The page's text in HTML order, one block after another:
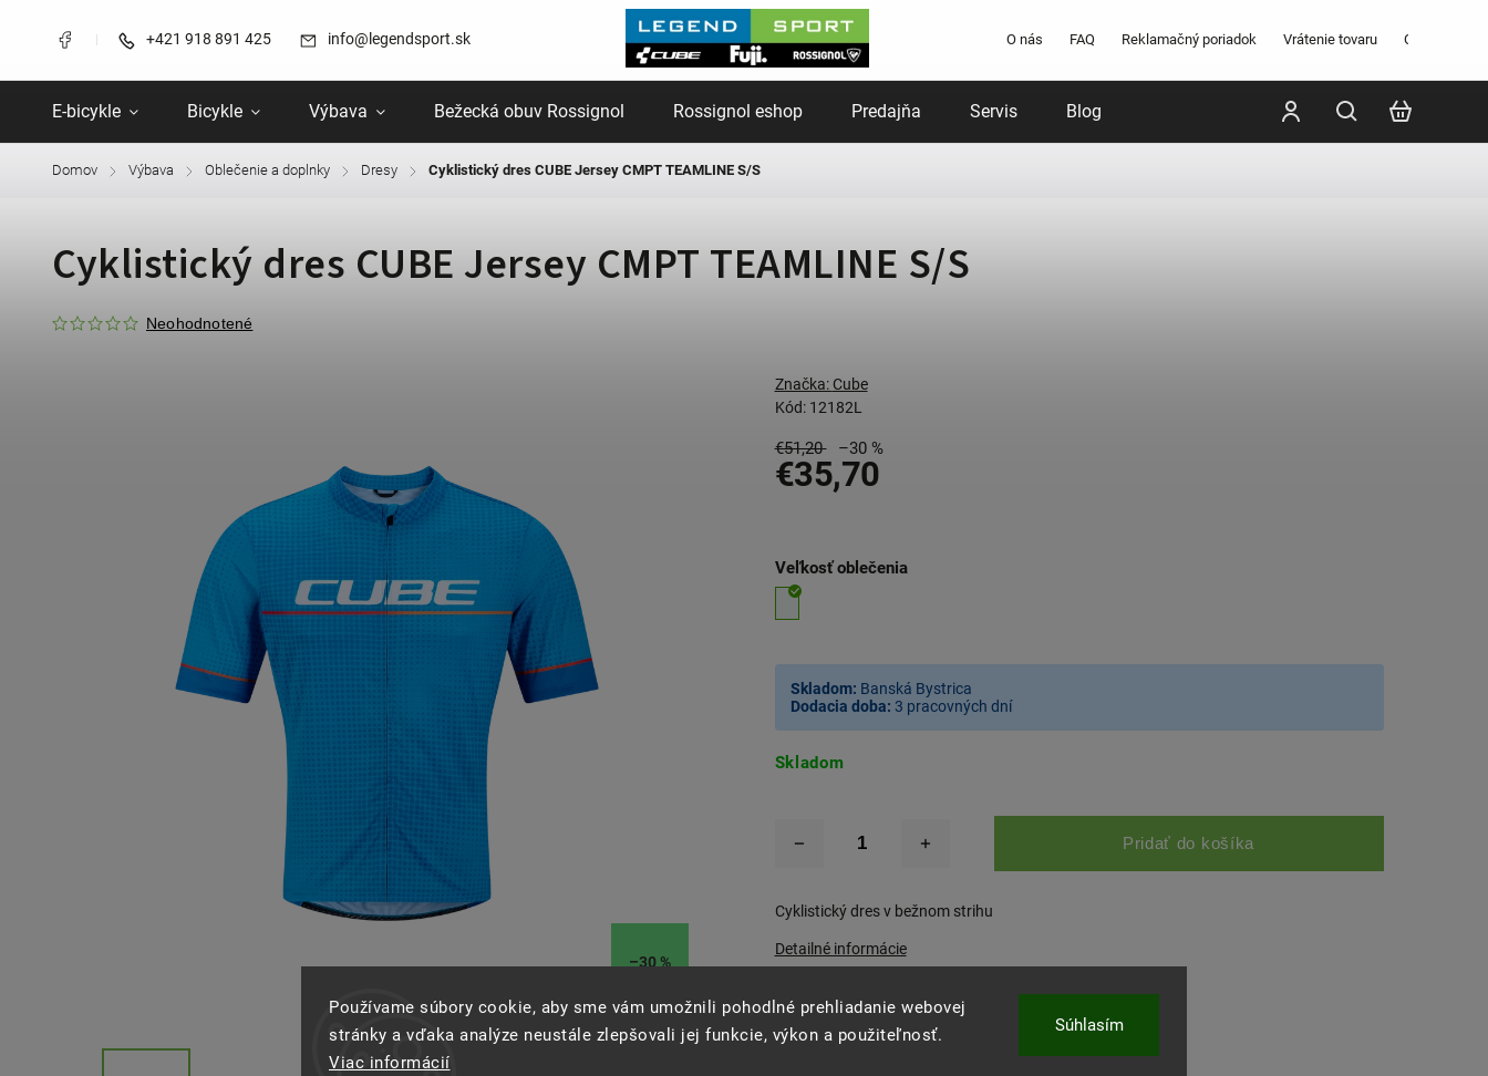
Používame súbory cookie, aby sme vám umožnili pohodlné prehliadanie webovej
stránky a vďaka analýze neustále zlepšovali jej funkcie, výkon a použiteľnosť.
Viac informácií
Súhlasím
+421 918 891 425 info@legendsport.sk O nás FAQ Reklamačný poriadok Vrátenie tovaru Obchodné
E-bicykle Bicykle Výbava Bežecká obuv Rossignol Rossignol eshop Predajňa Servis Blog Značky
Domov / Výbava / Oblečenie a doplnky / Dresy / Cyklistický dres CUBE Jersey CMPT TEAMLINE S/S
Cyklistický dres CUBE Jersey CMPT TEAMLINE S/S
Neohodnotené
–30 %
Kód: 12182L
Značka: Cube
€51,20 –30 %
€35,70
Skladom
Veľkosť oblečenia
Skladom: Banská Bystrica
Dodacia doba: 3 pracovných dní
Pridať do košíka
Cyklistický dres v bežnom strihu
Detailné informácie